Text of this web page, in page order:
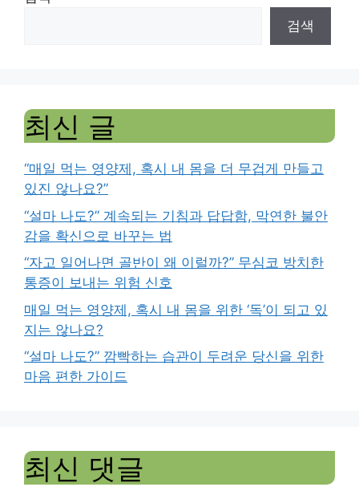
검색
최신 글
“매일 먹는 영양제, 혹시 내 몸을 더 무겁게 만들고
있진 않나요?”
“설마 나도?” 계속되는 기침과 답답함, 막연한 불안
감을 확신으로 바꾸는 법
“자고 일어나면 골반이 왜 이럴까?” 무심코 방치한
통증이 보내는 위험 신호
매일 먹는 영양제, 혹시 내 몸을 위한 ‘독’이 되고 있
지는 않나요?
“설마 나도?” 깜빡하는 습관이 두려운 당신을 위한
마음 편한 가이드
최신 댓글